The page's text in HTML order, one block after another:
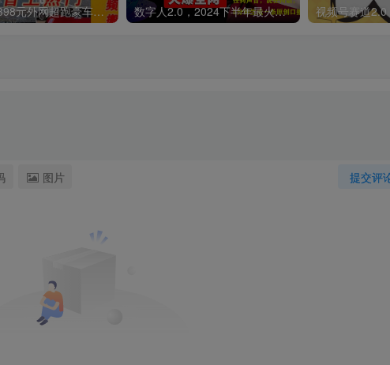
外面收费398元外网超跑豪车汽车视频搬运至快手抖音上热门项目 数字人2.0，2024下半年最火项目，无限免费生成视频，可实现任何场景，用任何形象，任何声音，说任何话，5分钟生成一条原创口播视频。
提交评
图片